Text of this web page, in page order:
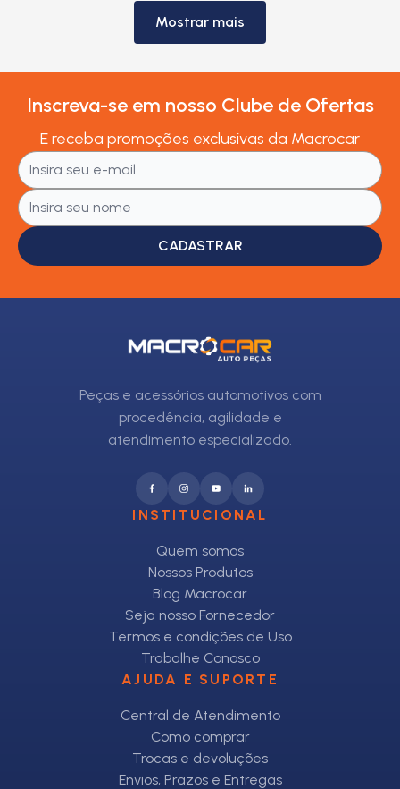
Mostrar mais
Inscreva-se em nosso Clube de Ofertas
E receba promoções exclusivas da Macrocar
CADASTRAR
Peças e acessórios automotivos com
procedência, agilidade e
atendimento especializado.
INSTITUCIONAL
Quem somos
Nossos Produtos
Blog Macrocar
Seja nosso Fornecedor
Termos e condições de Uso
Trabalhe Conosco
AJUDA E SUPORTE
Central de Atendimento
Como comprar
Trocas e devoluções
Envios, Prazos e Entregas